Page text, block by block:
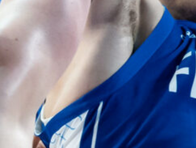
elokuun
kotimaaottelu
ihin nyt
myynnissä